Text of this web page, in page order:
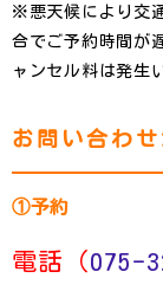
※悪天候により交
合でご予約時間が
ャンセル料は発生
お問い合わ
①予約
電話（075-